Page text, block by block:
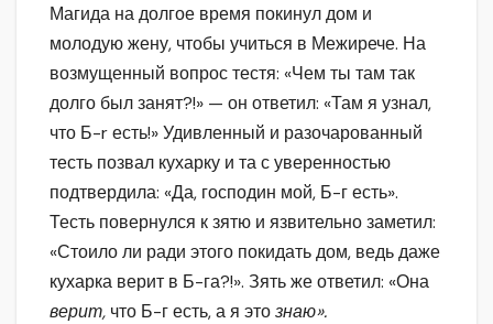
Магида на долгое время покинул дом и
молодую жену, чтобы учиться в Межирече. На
возмущенный вопрос тестя: «Чем ты там так
долго был занят?!» — он ответил: «Там я узнал,
что Б-r есть!» Удивленный и разочарованный
тесть позвал кухарку и та с уверенностью
подтвердила: «Да, господин мой, Б-г есть».
Тесть повернулся к зятю и язвительно заметил:
«Стоило ли ради этого покидать дом, ведь даже
кухарка верит в Б-га?!». Зять же ответил: «Она
верит, что Б-г есть, а я этознаю».